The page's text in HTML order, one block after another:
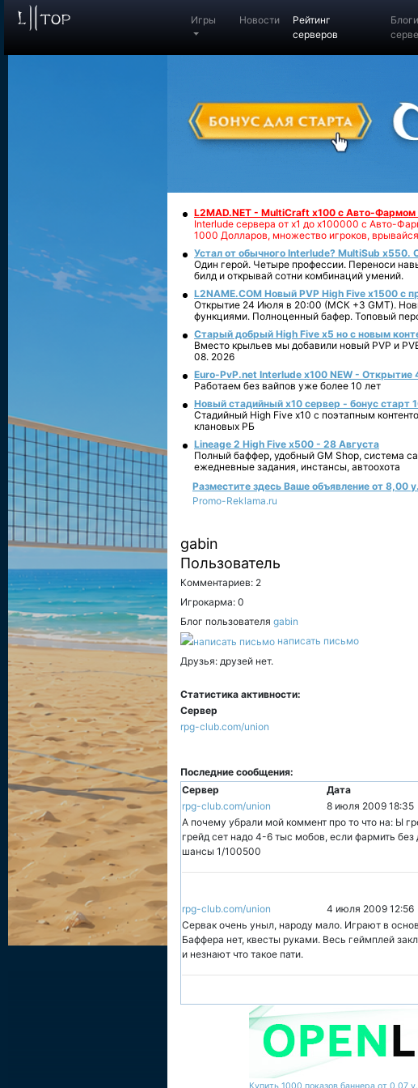
Игры Новости
Рейтинг
серверов
Блоги
L2MAD.NET - MultiCraft x100 с Авто-
Interlude сервера от х1 до х100000 с Авто-
1000 Долларов, множество игроков,
Устал от обычного Interlude? MultiSub x550.
Один герой. Четыре профессии. Переноси
билд и открывай сотни комбинаций умений.
L2NAME.COM Новый PVP High Five x1500 с
Открытие 24 Июля в 20:00 (МСК +3 GMT).
функциями. Полноценный бафер. Топовый
Старый добрый High Five x5 но с новым
Вместо крыльев мы добавили новый PVP и
08. 2026
Euro-PvP.net Interlude х100 NEW - Открытие
Работаем без вайпов уже более 10 лет
Новый стадийный х10 сервер - бонус старт
Стадийный High Five x10 с поэтапным
клановых РБ
Lineage 2 High Five x500 - 28 Августа
Полный баффер, удобный GM Shop, система
ежедневные задания, инстансы, автоохота
Разместите здесь Ваше объявление от 8,00
Promo-Reklama.ru
gabin
Пользователь
Комментариев: 2
Игрокарма: 0
Блог пользователя gabin
написать письмо
Друзья: друзей нет.
Статистика активности:
Сервер
rpg-club.com/union
Последние сообщения:
Сервер
Дата
rpg-club.com/union
8 июля 2009 18:35
А почему убрали мой коммент про то что на: Ы
грейд сет надо 4-6 тыс мобов, если фармить
шансы 1/100500
rpg-club.com/union 4 июля 2009 12:56
Сервак очень уныл, народу мало. Играют в
Баффера нет, квесты руками. Весь геймплей
и незнают что такое пати.